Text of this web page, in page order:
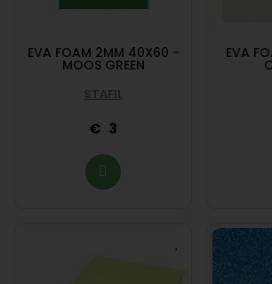
EVA FOAM 2MM 40X60 -
MOOS GREEN
STAFIL
3
EVA